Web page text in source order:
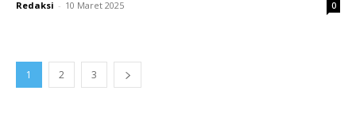
Redaksi - 10 Maret 2025 0
1 2 3